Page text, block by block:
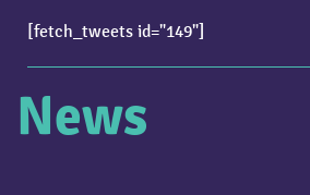
[fetch_tweets id="149"]
News